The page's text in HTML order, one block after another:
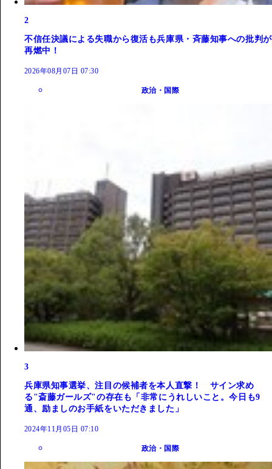
2
不信任決議による失職から復活も兵庫県・斉藤知事への批判が
再燃中！
2026年08月07日 07:30
政治・国際
3
兵庫県知事選挙、注目の候補者を本人直撃！ サイン求め
る"斎藤ガールズ"の存在も「非常にうれしいこと。今日も9
通、励ましのお手紙をいただきました」
2024年11月05日 07:10
政治・国際